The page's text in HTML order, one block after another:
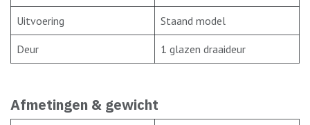
Uitvoering Staand model
Deur 1 glazen draaideur
Afmetingen & gewicht